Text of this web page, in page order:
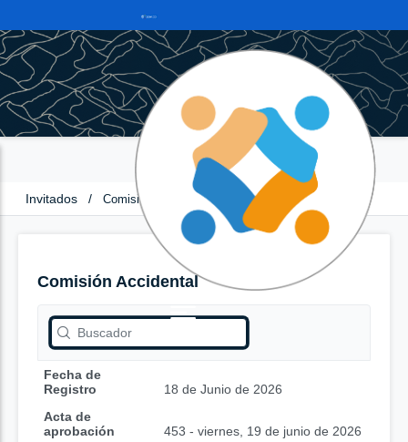
Invitados / Comisión Accidental
Comisión Accidental
Fecha de
Registro
18 de Junio de 2026
Acta de
aprobación
453 - viernes, 19 de junio de 2026